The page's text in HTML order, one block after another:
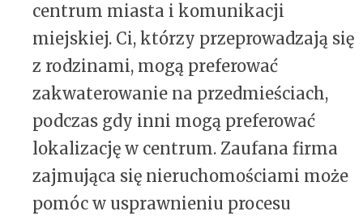
centrum miasta i komunikacji
miejskiej. Ci, którzy przeprowadzają się
z rodzinami, mogą preferować
zakwaterowanie na przedmieściach,
podczas gdy inni mogą preferować
lokalizację w centrum. Zaufana firma
zajmująca się nieruchomościami może
pomóc w usprawnieniu procesu